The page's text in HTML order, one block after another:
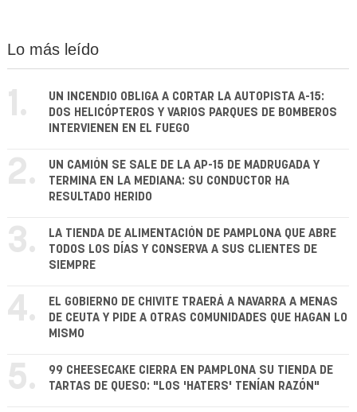
Lo más leído
1.
UN INCENDIO OBLIGA A CORTAR LA AUTOPISTA A-15:
DOS HELICÓPTEROS Y VARIOS PARQUES DE BOMBEROS
INTERVIENEN EN EL FUEGO
2.
UN CAMIÓN SE SALE DE LA AP-15 DE MADRUGADA Y
TERMINA EN LA MEDIANA: SU CONDUCTOR HA
RESULTADO HERIDO
3.
LA TIENDA DE ALIMENTACIÓN DE PAMPLONA QUE ABRE
TODOS LOS DÍAS Y CONSERVA A SUS CLIENTES DE
SIEMPRE
4.
EL GOBIERNO DE CHIVITE TRAERÁ A NAVARRA A MENAS
DE CEUTA Y PIDE A OTRAS COMUNIDADES QUE HAGAN LO
MISMO
5.
99 CHEESECAKE CIERRA EN PAMPLONA SU TIENDA DE
TARTAS DE QUESO: "LOS 'HATERS' TENÍAN RAZÓN"